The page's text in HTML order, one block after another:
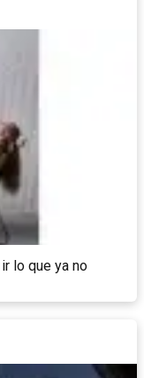
lo que ya no